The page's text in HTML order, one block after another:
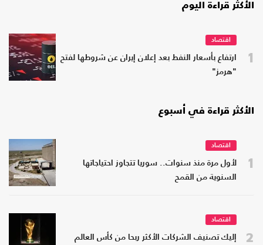
الأكثر قراءة اليوم
1
اقتصاد
ارتفاع بأسعار النفط بعد إعلان إيران عن شروطها لفتح
"هرمز"
الأكثر قراءة في أسبوع
1
اقتصاد
لأول مرة منذ سنوات.. سوريا تتجاوز احتياجاتها
السنوية من القمح
2
اقتصاد
إليك تصنيف الشركات الأكثر ربحا من كأس العالم